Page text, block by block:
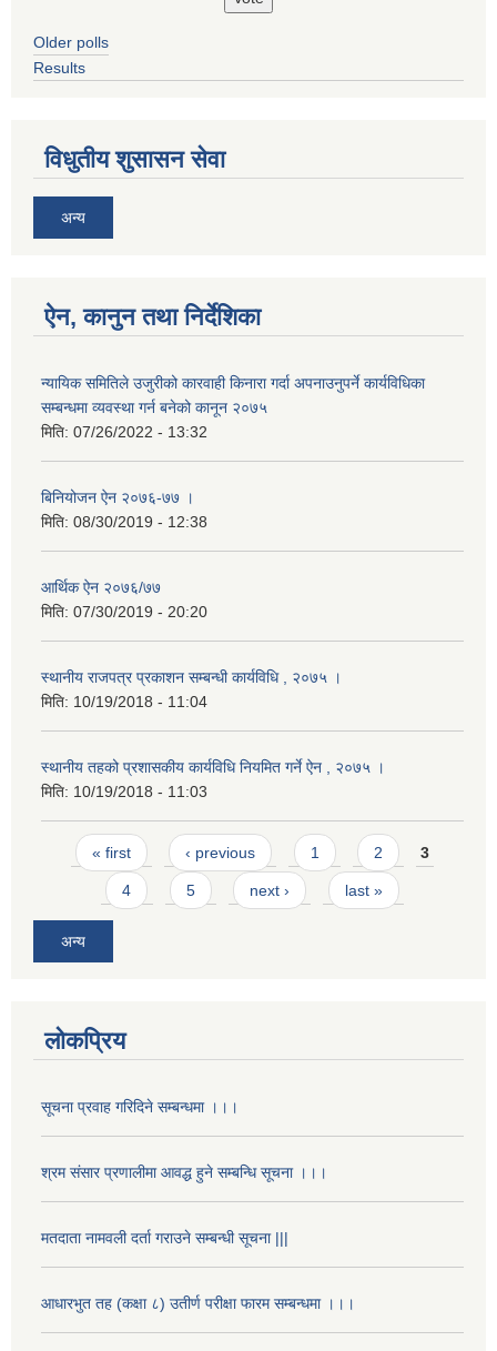
Older polls
Results
विधुतीय शुसासन सेवा
अन्य
ऐन, कानुन तथा निर्देशिका
न्यायिक समितिले उजुरीको कारवाही किनारा गर्दा अपनाउनुपर्ने कार्यविधिका
सम्बन्धमा व्यवस्था गर्न बनेको कानून २०७५
मिति: 07/26/2022 - 13:32
बिनियोजन ऐन २०७६-७७ ।
मिति: 08/30/2019 - 12:38
आर्थिक ऐन २०७६/७७
मिति: 07/30/2019 - 20:20
स्थानीय राजपत्र प्रकाशन सम्बन्धी कार्यविधि , २०७५ ।
मिति: 10/19/2018 - 11:04
स्थानीय तहको प्रशासकीय कार्यविधि नियमित गर्ने ऐन , २०७५ ।
मिति: 10/19/2018 - 11:03
Pages
« first ‹ previous 1 2 3
4 5 next › last »
अन्य
लोकप्रिय
सूचना प्रवाह गरिदिने सम्बन्धमा ।।।
श्रम संसार प्रणालीमा आवद्ध हुने सम्बन्धि सूचना ।।।
मतदाता नामवली दर्ता गराउने सम्बन्धी सूचना |||
आधारभुत तह (कक्षा ८) उतीर्ण परीक्षा फारम सम्बन्धमा ।।।